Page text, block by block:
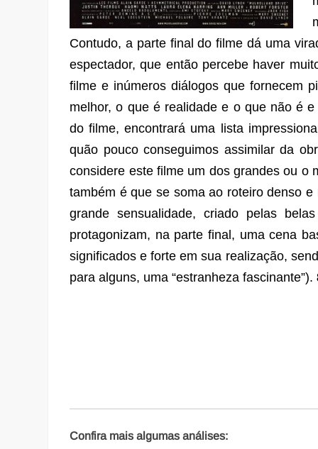
Contudo, a parte final do filme dá uma
espectador, que então percebe haver
filme e inúmeros diálogos que fornecem
melhor, o que é realidade e o que não é
do filme, encontrará uma lista
quão pouco conseguimos assimilar da
considere este filme um dos grandes ou o
também é que se soma ao roteiro denso
grande sensualidade, criado pelas
protagonizam, na parte final, uma cena
significados e forte em sua realização,
para alguns, uma “estranheza fascinante”).
Confira mais algumas análises: